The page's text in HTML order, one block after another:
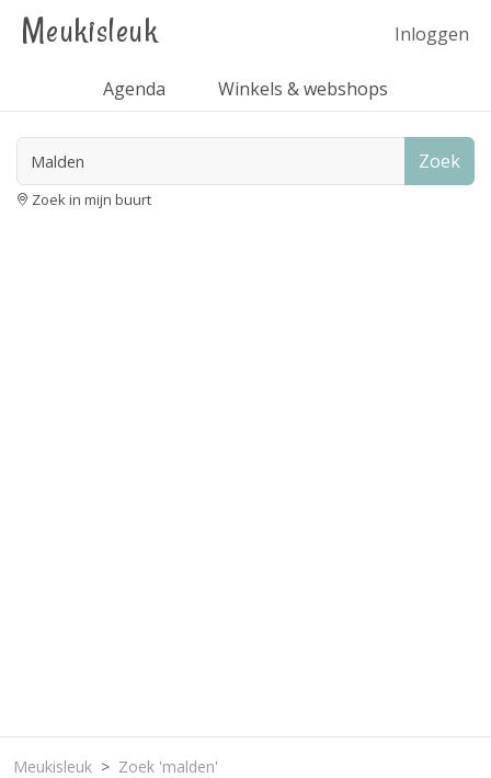
Meukisleuk Inloggen
Agenda Winkels & webshops
Zoek
Zoek in mijn buurt
Meukisleuk Zoek 'malden'